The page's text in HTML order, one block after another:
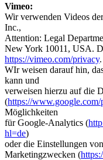
Vimeo:
Wir verwenden Videos
Inc.,
Attention: Legal
New York 10011, USA.
https://vimeo.com/privacy.
WIr weisen darauf hin,
kann und
verweisen hierzu auf die
(https://
Möglichkeiten
für Google-Analytics (
hl=de)
oder die Einstellungen
Marketingzwecken (